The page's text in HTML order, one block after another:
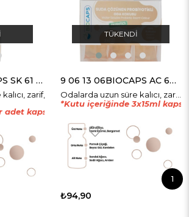
9 06 13 16BIOCAPS SK 61 SUDA ÇÖZ. PROB. ODA KOKUSU BAŞ. PAK.
zarif, yumușak ve ferah bir koku
adet kapsül bulunmaktadır.
TÜKENDI
9 06 13 06BIOCAPS AC 60 SUDA ÇÖZÜNEN PROBİOTİKLİ ODA KOKUSU
*Kutu içeriğinde 3x15ml
₺94,90
1